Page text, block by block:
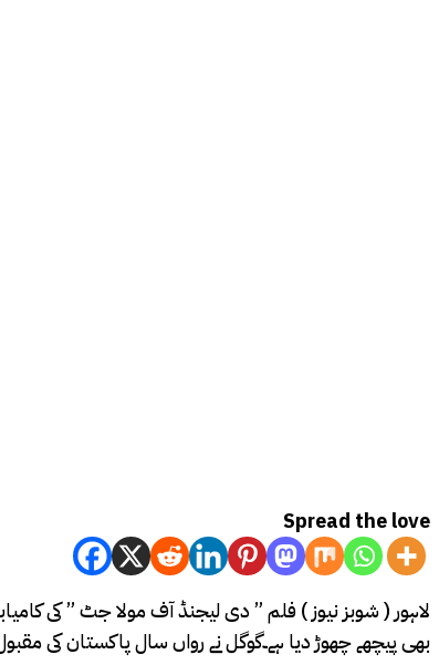
Spread the love
لاہور ( شوبز نیوز ) فلم ” دی لیجنڈ آف مولا جٹ ” کی
بھی پیچھے چھوڑ دیا ہے۔گوگل نے رواں سال پاکستان